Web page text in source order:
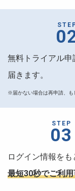
無料トライアル
届きます。
※届かない場合は再申請、も
STEP
03
ログイン情報をも
最短30秒でご利